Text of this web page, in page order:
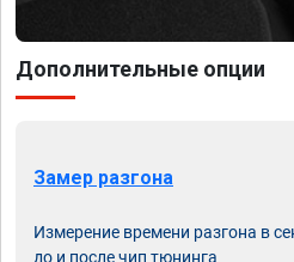
Дополнительные опции
Замер разгона
Измерение времени разгона в
до и после чип тюнинга